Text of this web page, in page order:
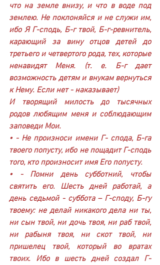
что на земле внизу, и что в воде под
землею. Не поклоняйся и не служи им,
ибо Я Г-сподь, Б-г твой, Б-г-ревнитель,
карающий за вину отцов детей до
третьего и четвертого рода, тех, которые
ненавидят Меня. (т. е. Б-г дает
возможность детям и внукам вернуться
к Нему. Если нет - наказывает)
И творящий милость до тысячных
родов любящим меня и соблюдающим
заповеди Мои.
• - Не произноси имени Г- спода, Б-га
твоего попусту, ибо не пощадит Г-сподь
того, кто произносит имя Его попусту.
• - Помни день субботний, чтобы
святить его. Шесть дней работай, а
день седьмой - суббота – Г-споду, Б-гу
твоему: не делай никакого дела ни ты,
ни сын твой, ни дочь твоя, ни раб твой,
ни рабыня твоя, ни скот твой, ни
пришелец твой, который во вратах
твоих. Ибо в шесть дней создал Г-